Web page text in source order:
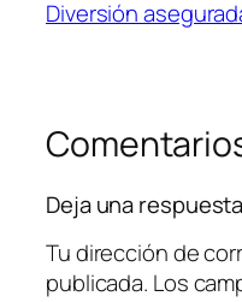
Diversión
Deja una respuesta
Tu dirección de
publicada. Los